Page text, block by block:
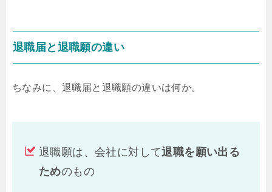
退職届と退職願の違い
ちなみに、退職届と退職願の違いは何か。
退職願は、会社に対して退職を願い出る
ためのもの